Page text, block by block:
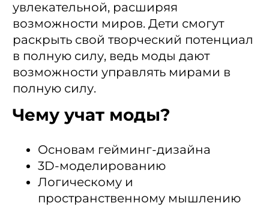
увлекательной, расширяя
возможности миров. Дети смогут
раскрыть свой творческий потенциал
в полную силу, ведь моды дают
возможности управлять мирами в
полную силу.
Чему учат моды?
Основам гейминг-дизайна
3D-моделированию
Логическому и
пространственному мышлению